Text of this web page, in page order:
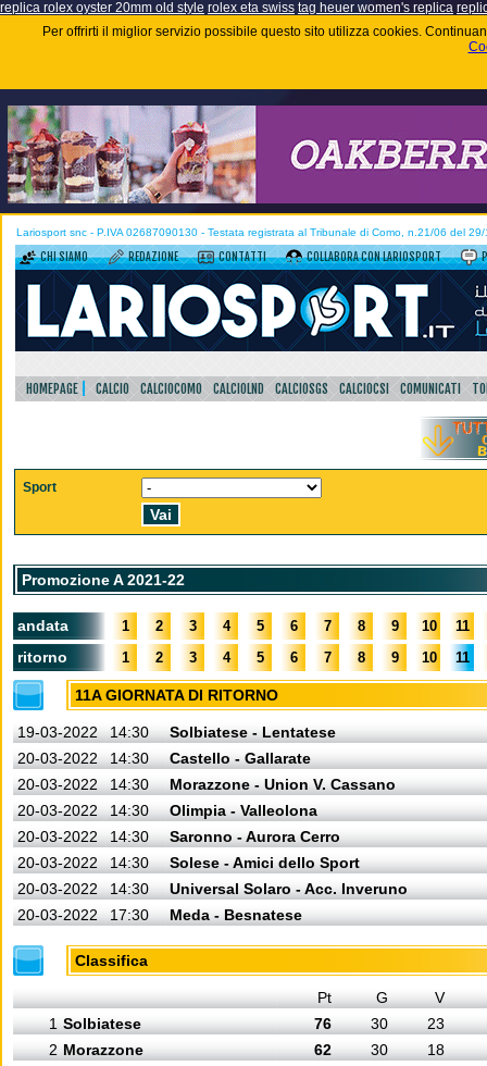
replica rolex oyster 20mm old style rolex eta swiss tag heuer women's replica
Per offrirti il miglior servizio possibile questo sito utilizza cookies.
Lariosport snc - P.IVA 02687090130 - Testata registrata al Tribunale di Como, n.21/06 del
CHI SIAMO REDAZIONE CONTATTI COLLABORA CON LARIOSPORT
HOMEPAGE CALCIO CALCIOCOMO CALCIOLND CALCIOSGS CALCIOCSI COMUNICATI
Sport
Promozione A 2021-22
andata 1 2 3 4 5 6 7 8 9 10 11
ritorno 1 2 3 4 5 6 7 8 9 10 11
11A GIORNATA DI RITORNO
19-03-2022 14:30
Solbiatese - Lentatese
20-03-2022
14:30
Castello - Gallarate
20-03-2022
14:30
Morazzone - Union V. Cassano
20-03-2022
14:30
Olimpia - Valleolona
20-03-2022
14:30
Saronno - Aurora Cerro
20-03-2022
14:30
Solese - Amici dello Sport
20-03-2022
14:30
Universal Solaro - Acc. Inveruno
20-03-2022
17:30 Meda - Besnatese
Classifica
Pt G
V
1 Solbiatese 76 30
23
2 Morazzone 62 30
18